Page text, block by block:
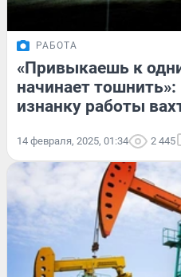
РАБОТА
«Привыкаешь к
начинает
изнанку работы
14 февраля, 2025, 01:34 2 445